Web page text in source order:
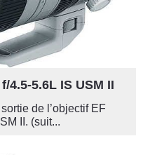
4.5-5.6L IS USM II
de l’objectif EF
II. (suit...